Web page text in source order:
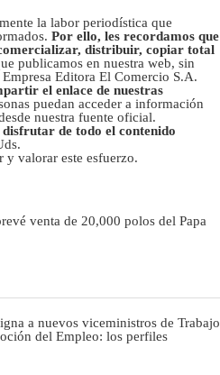
la labor periodística que
Por ello, les recordamos que
distribuir, copiar total
publicamos en nuestra web, sin
Editora El Comercio S.A.
el enlace de nuestras
puedan acceder a información
nuestra fuente oficial.
de todo el contenido
y valorar este esfuerzo.
venta de 20,000 polos del Papa
a nuevos viceministros de Trabajo
del Empleo: los perfiles